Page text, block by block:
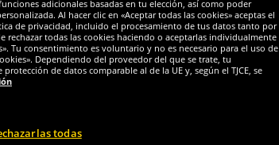
adicionales basadas en tu elección, así como poder
Al hacer clic en «Aceptar todas las cookies» aceptas el
de privacidad, incluido el procesamiento de tus datos tanto por
rechazar todas las cookies haciendo o aceptarlas individualmente
Tu consentimiento es voluntario y no es necesario para el uso de
Dependiendo del proveedor del que se trate, tu
de datos comparable al de la UE y, según el TJCE, se
todas